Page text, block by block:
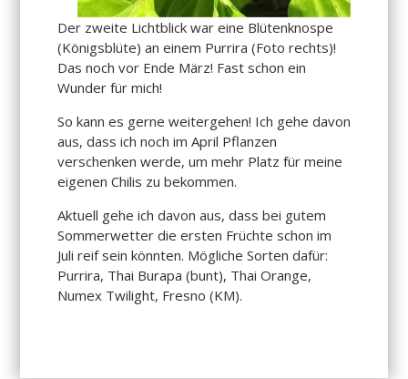
Der zweite Lichtblick war eine Blütenknospe
(Königsblüte) an einem Purrira (Foto rechts)!
Das noch vor Ende März! Fast schon ein
Wunder für mich!
So kann es gerne weitergehen! Ich gehe davon
aus, dass ich noch im April Pflanzen
verschenken werde, um mehr Platz für meine
eigenen Chilis zu bekommen.
Aktuell gehe ich davon aus, dass bei gutem
Sommerwetter die ersten Früchte schon im
Juli reif sein könnten. Mögliche Sorten dafür:
Purrira, Thai Burapa (bunt), Thai Orange,
Numex Twilight, Fresno (KM).